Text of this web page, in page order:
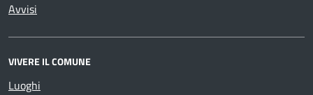
Avvisi
VIVERE IL COMUNE
Luoghi